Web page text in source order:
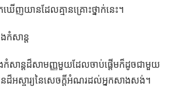
ើញយានដែលគ្មានគ្រោះថ្នាក់នេះ។
កំសាន្ត
ងកំសាន្តដ៏សាមញ្ញមួយដែលចាប់ផ្តើមក៏ដូចជាមួយ
ដ៏អស្ចារ្យនៃសេចក្តីអំណរដល់អ្នកសាងសង់។